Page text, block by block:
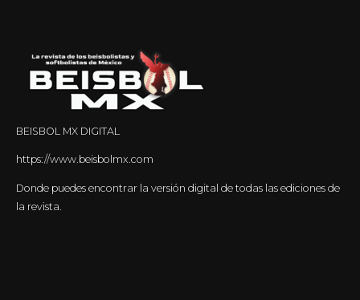
BEISBOL MX DIGITAL
https://www.beisbolmx.com
Donde puedes encontrar la versión digital de todas las ediciones de
la revista.